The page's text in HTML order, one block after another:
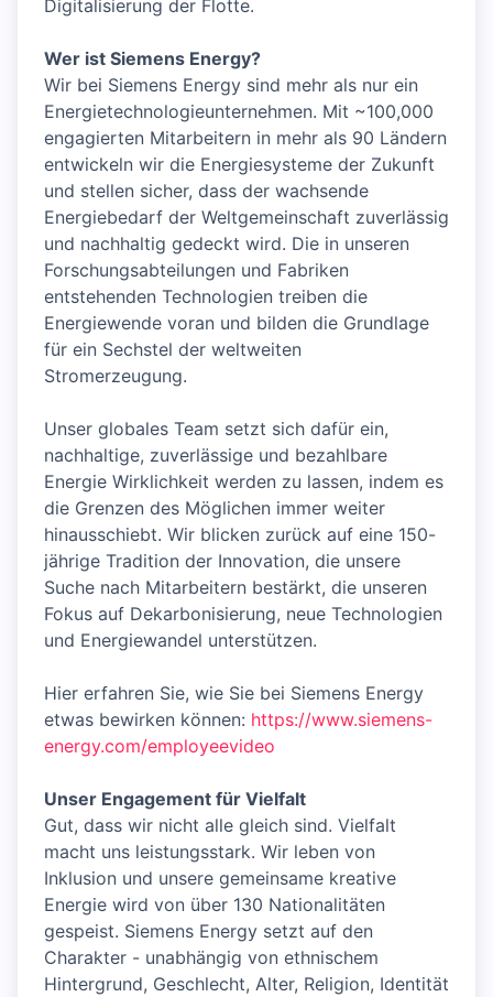
Digitalisierung der Flotte.
Wer ist Siemens Energy?
Wir bei Siemens Energy sind mehr als nur ein
Energietechnologieunternehmen. Mit ~100,000
engagierten Mitarbeitern in mehr als 90 Ländern
entwickeln wir die Energiesysteme der Zukunft
und stellen sicher, dass der wachsende
Energiebedarf der Weltgemeinschaft zuverlässig
und nachhaltig gedeckt wird. Die in unseren
Forschungsabteilungen und Fabriken
entstehenden Technologien treiben die
Energiewende voran und bilden die Grundlage
für ein Sechstel der weltweiten
Stromerzeugung.
Unser globales Team setzt sich dafür ein,
nachhaltige, zuverlässige und bezahlbare
Energie Wirklichkeit werden zu lassen, indem es
die Grenzen des Möglichen immer weiter
hinausschiebt. Wir blicken zurück auf eine 150-
jährige Tradition der Innovation, die unsere
Suche nach Mitarbeitern bestärkt, die unseren
Fokus auf Dekarbonisierung, neue Technologien
und Energiewandel unterstützen.
Hier erfahren Sie, wie Sie bei Siemens Energy
etwas bewirken können: https://www.siemens-
energy.com/employeevideo
Unser Engagement für Vielfalt
Gut, dass wir nicht alle gleich sind. Vielfalt
macht uns leistungsstark. Wir leben von
Inklusion und unsere gemeinsame kreative
Energie wird von über 130 Nationalitäten
gespeist. Siemens Energy setzt auf den
Charakter - unabhängig von ethnischem
Hintergrund, Geschlecht, Alter, Religion, Identität